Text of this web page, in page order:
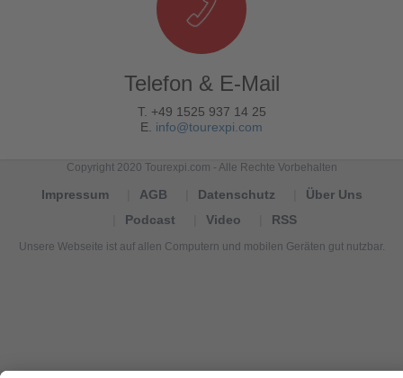
Telefon & E-Mail
T. +49 1525 937 14 25
E. info@tourexpi.com
Copyright 2020 Tourexpi.com - Alle Rechte Vorbehalten
Impressum AGB Datenschutz
Über Uns
Podcast
Video RSS
Unsere Webseite ist auf allen Computern und mobilen Geräten gut nutzbar.
noticias